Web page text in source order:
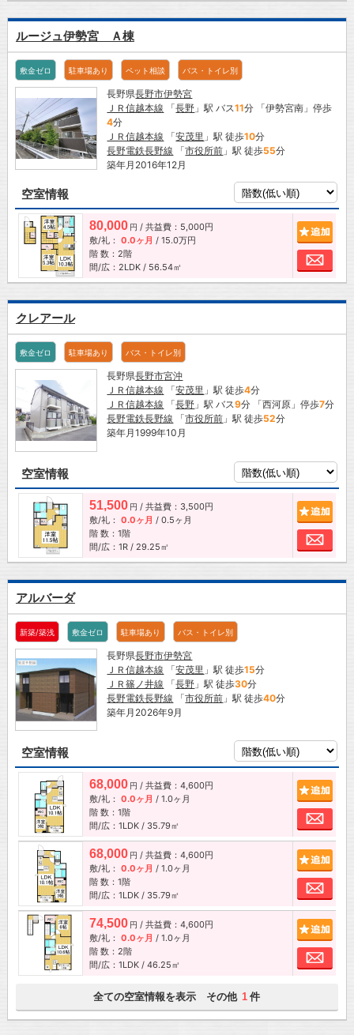
ルージュ伊勢宮 Ａ棟
敷金ゼロ 駐車場あり ペット相談 バス・トイレ別
長野県長野市伊勢宮
ＪＲ信越本線 「長野 」駅 バス11分 「伊勢宮南」停歩
4分
ＪＲ信越本線 「安茂里 」駅 徒歩10分
長野電鉄長野線 「市役所前 」駅 徒歩55分
築年月2016年12月
空室情報
80,000 円 / 共益費：5,000円
敷/礼： 0.0ヶ月 / 15.0万円
階 数：2階
間/広：2LDK / 56.54㎡
お
クレアール
敷金ゼロ 駐車場あり バス・トイレ別
長野県長野市宮沖
ＪＲ信越本線 「安茂里 」駅 徒歩4分
ＪＲ信越本線 「長野 」駅 バス9分 「西河原」停歩7分
長野電鉄長野線 「市役所前 」駅 徒歩52分
築年月1999年10月
空室情報
51,500 円 / 共益費：3,500円
敷/礼： 0.0ヶ月 / 0.5ヶ月
階 数：1階
間/広：1R / 29.25㎡
お
アルバーダ
新築/築浅 敷金ゼロ 駐車場あり バス・トイレ別
長野県長野市伊勢宮
ＪＲ信越本線 「安茂里 」駅 徒歩15分
ＪＲ篠ノ井線 「長野 」駅 徒歩30分
長野電鉄長野線 「市役所前 」駅 徒歩40分
築年月2026年9月
空室情報
68,000 円 / 共益費：4,600円
敷/礼： 0.0ヶ月 / 1.0ヶ月
階 数：1階
間/広：1LDK / 35.79㎡
お
68,000 円 / 共益費：4,600円
敷/礼： 0.0ヶ月 / 1.0ヶ月
階 数：1階
間/広：1LDK / 35.79㎡
お
74,500 円 / 共益費：4,600円
敷/礼： 0.0ヶ月 / 1.0ヶ月
階 数：2階
間/広：1LDK / 46.25㎡
お
全ての空室情報を表示 その他 1 件